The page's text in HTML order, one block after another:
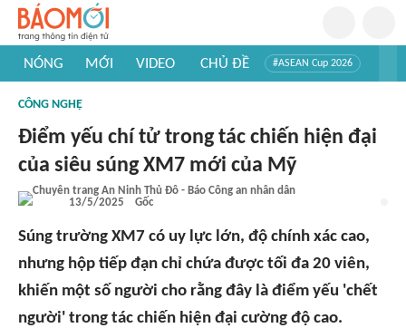
NÓNG MỚI VIDEO CHỦ ĐỀ #ASEAN Cup 2026
#Khám phá thế giới
CÔNG NGHỆ
Điểm yếu chí tử trong tác chiến hiện đại
của siêu súng XM7 mới của Mỹ
13/5/2025 Gốc
Súng trường XM7 có uy lực lớn, độ chính xác cao,
nhưng hộp tiếp đạn chỉ chứa được tối đa 20 viên,
khiến một số người cho rằng đây là điểm yếu 'chết
người' trong tác chiến hiện đại cường độ cao.